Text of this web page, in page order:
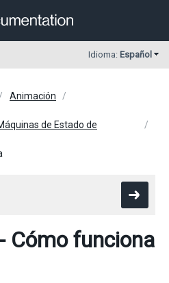
Idioma: Español
Animación
de Estado de
Cómo funciona